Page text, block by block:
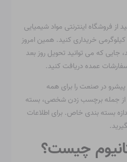
از فروشگاه اینترنتی مواد شیمیایی
ما در ظروف ۱ کیلوگرمی و ۲۵ کیلوگرمی خریداری کنید. همین امروز
جایی که می توانید تحویل روز بعد
عمده دریافت کنید.
در صنعت را برای همه
جمله برچسب زدن شخصی، بسته
بسته بندی خاص. برای اطلاعات
چیست؟